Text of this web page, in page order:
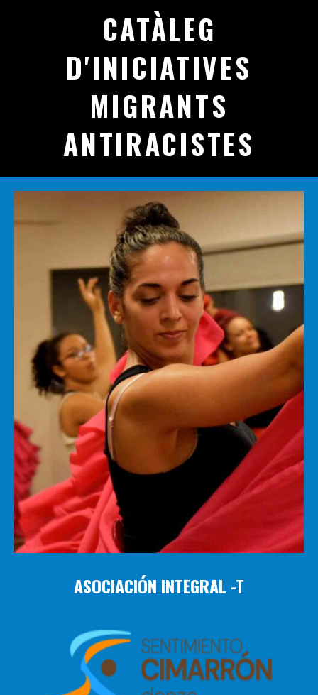
CATÀLEG
D'INICIATIVES
MIGRANTS
ANTIRACISTES
ASOCIACIÓN INTEGRAL -T